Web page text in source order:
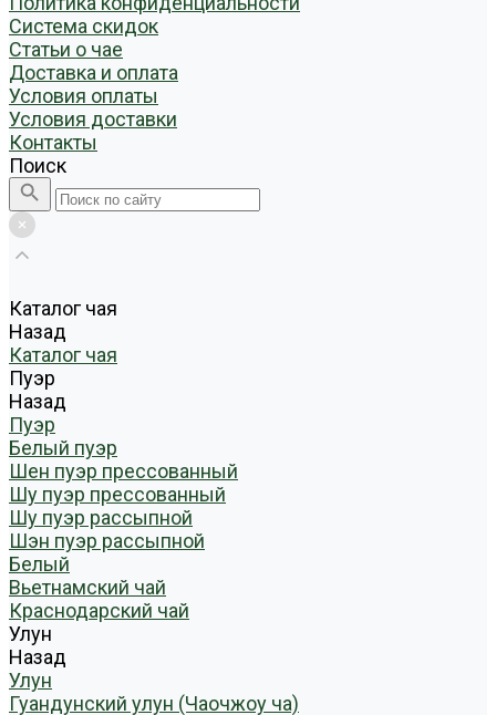
Система скидок
Статьи о чае
Доставка и оплата
Условия оплаты
Условия доставки
Контакты
Поиск
Каталог чая
Назад
Каталог чая
Пуэр
Назад
Пуэр
Белый пуэр
Шен пуэр прессованный
Шу пуэр прессованный
Шу пуэр рассыпной
Шэн пуэр рассыпной
Белый
Вьетнамский чай
Краснодарский чай
Улун
Назад
Улун
Гуандунский улун (Чаочжоу ча)